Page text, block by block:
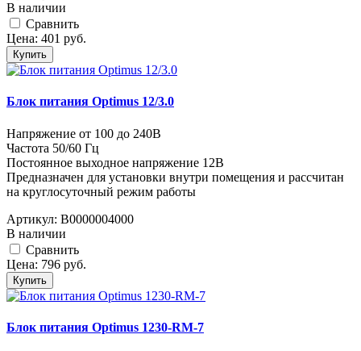
В наличии
Cравнить
Цена: 401 руб.
Купить
Блок питания Optimus 12/3.0
Напряжение от 100 до 240В
Частота 50/60 Гц
Постоянное выходное напряжение 12В
Предназначен для установки внутри помещения и рассчитан
на круглосуточный режим работы
Артикул: В0000004000
В наличии
Cравнить
Цена: 796 руб.
Купить
Блок питания Optimus 1230-RM-7